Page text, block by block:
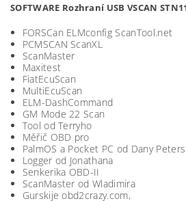
SOFTWARE Rozhraní USB VSCAN
FORSCan ELMconfig ScanTool.net
PCMSCAN ScanXL
ScanMaster
Maxitest
FiatEcuScan
MultiEcuScan
ELM-DashCommand
GM Mode 22 Scan
Tool od Terryho
Měřič OBD pro
PalmOS a Pocket PC od Dany
Logger od Jonathana
Senkerika OBD-II
ScanMaster od Wladimira
Gurskije obd2crazy.com,